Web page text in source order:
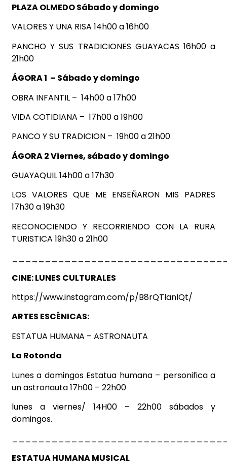
PLAZA OLMEDO Sábado y domingo
VALORES Y UNA RISA 14h00 a 16h00
PANCHO Y SUS TRADICIONES GUAYACAS 16h00 a
21h00
ÁGORA 1 – Sábado y domingo
OBRA INFANTIL – 14h00 a 17h00
VIDA COTIDIANA – 17h00 a 19h00
PANCO Y SU TRADICION – 19h00 a 21h00
ÁGORA 2 Viernes, sábado y domingo
GUAYAQUIL 14h00 a 17h30
LOS VALORES QUE ME ENSEÑARON MIS PADRES
17h30 a 19h30
RECONOCIENDO Y RECORRIENDO CON LA RURA
TURISTICA 19h30 a 21h00
CINE: LUNES CULTURALES
https://www.instagram.com/p/B8rQTlanIQt/
ARTES ESCÉNICAS:
ESTATUA HUMANA – ASTRONAUTA
La Rotonda
Lunes a domingos Estatua humana – personifica a
un astronauta 17h00 – 22h00
lunes a viernes/ 14H00 – 22h00 sábados y
domingos.
ESTATUA HUMANA MUSICAL